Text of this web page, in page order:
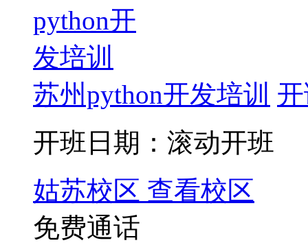
苏州python开发培训
开班日期：滚动开班
姑苏校区 查看校区
免费通话